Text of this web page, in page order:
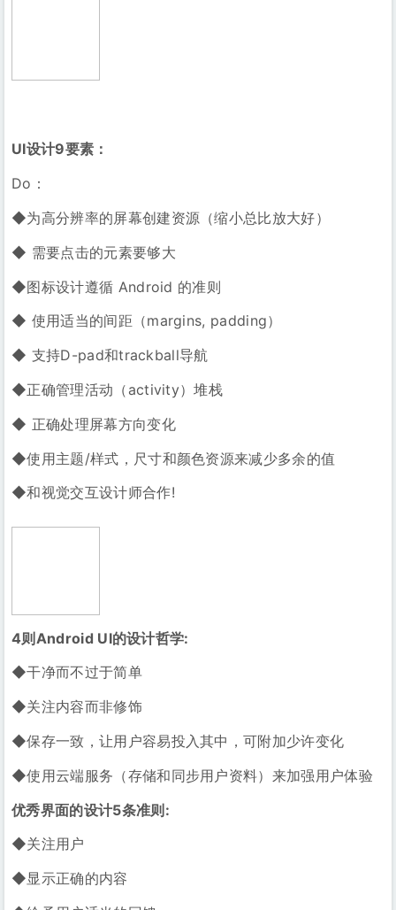
UI设计9要素：
Do：
◆为高分辨率的屏幕创建资源（缩小总比放大好）
◆ 需要点击的元素要够大
◆图标设计遵循 Android 的准则
◆ 使用适当的间距（margins, padding）
◆ 支持D-pad和trackball导航
◆正确管理活动（activity）堆栈
◆ 正确处理屏幕方向变化
◆使用主题/样式，尺寸和颜色资源来减少多余的值
◆和视觉交互设计师合作!
4则Android UI的设计哲学:
◆干净而不过于简单
◆关注内容而非修饰
◆保存一致，让用户容易投入其中，可附加少许变化
◆使用云端服务（存储和同步用户资料）来加强用户体验
优秀界面的设计5条准则:
◆关注用户
◆显示正确的内容